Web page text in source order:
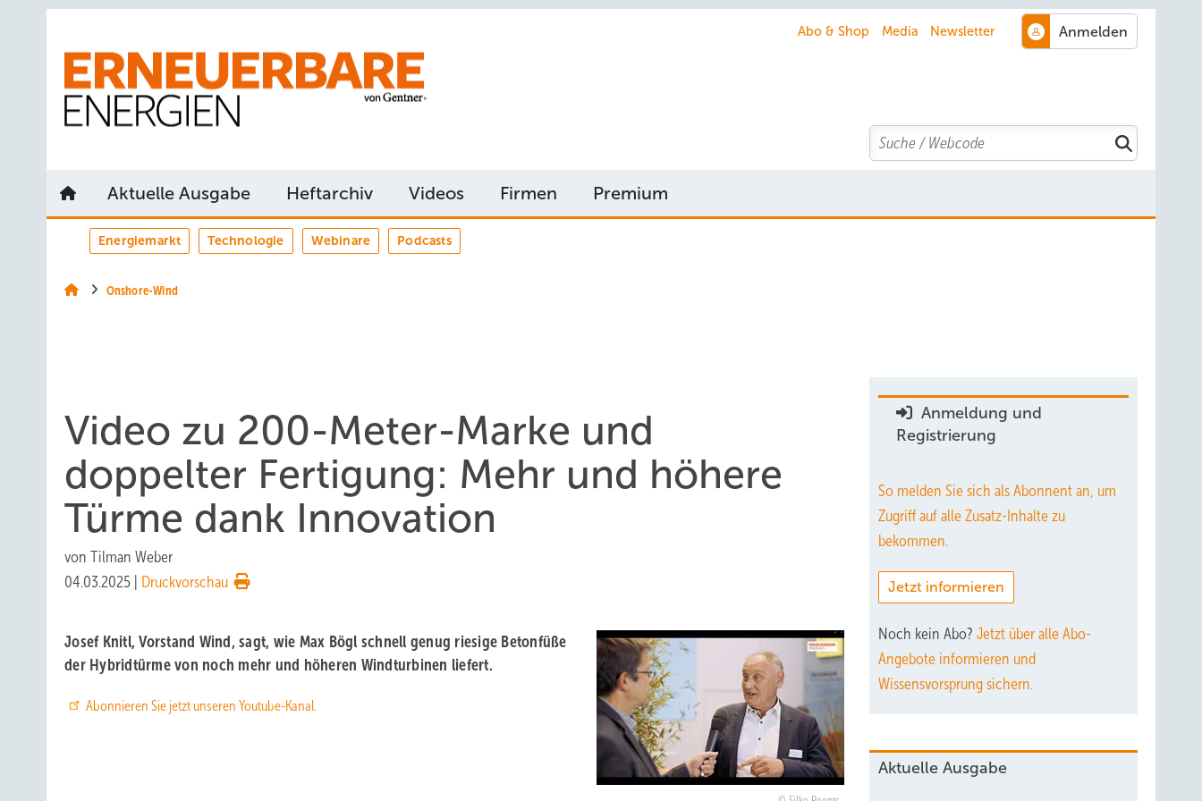
Abo & Shop Media Newsletter
Search
Aktuelle Ausgabe Heftarchiv Videos Firmen Premium
Energiemarkt Technologie Webinare Podcasts
Onshore-Wind
Video zu 200-Meter-Marke und
doppelter Fertigung: Mehr und höhere
Türme dank Innovation
von Tilman Weber
04.03.2025
Druckvorschau
Josef Knitl, Vorstand Wind, sagt, wie Max Bögl schnell genug riesige Betonfüße
der Hybridtürme von noch mehr und höheren Windturbinen liefert.
Abonnieren Sie jetzt unseren Youtube-Kanal.
Anmeldung und
Registrierung
So melden Sie sich als Abonnent an, um
Zugriff auf alle Zusatz-Inhalte zu
bekommen.
Jetzt informieren
Noch kein Abo? Jetzt über alle Abo-
Angebote informieren und
Wissensvorsprung sichern.
Aktuelle Ausgabe